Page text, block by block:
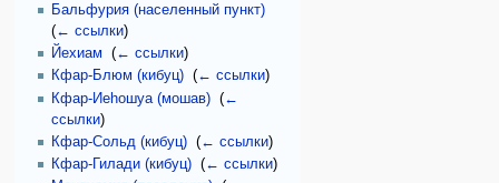
Бальфурия (населенный пункт)‎
(← ссылки)
Йехиам
(← ссылки)
Кфар-Блюм (кибуц)‎ (← ссылки)
Кфар-Иеhошуа (мошав)‎ (←
ссылки)
Кфар-Сольд (кибуц)‎ (← ссылки)
Кфар-Гилади (кибуц)‎ (← ссылки)